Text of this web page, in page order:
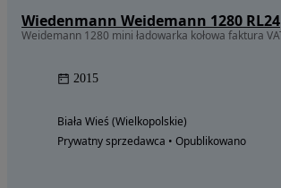
Wiedenmann Weidemann 1280 RL24
2015
Biała Wieś (Wielkopolskie)
Prywatny sprzedawca • Opublikowano